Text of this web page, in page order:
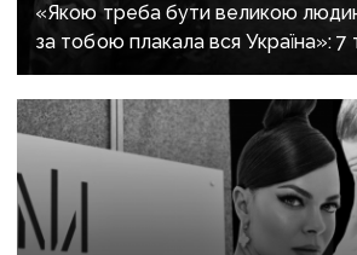
«Якою треба бути великою
за тобою плакала вся Україна»: 7
прощаються із засновником
«Плацдарм» Олексієм Юковим